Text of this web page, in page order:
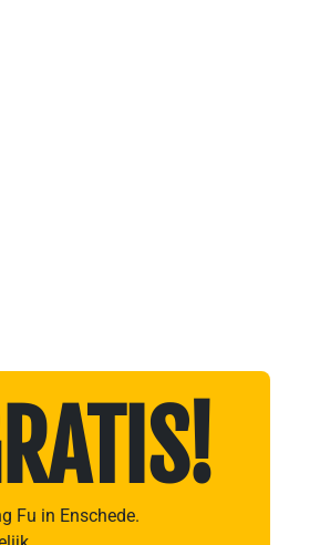
Fu in Enschede.